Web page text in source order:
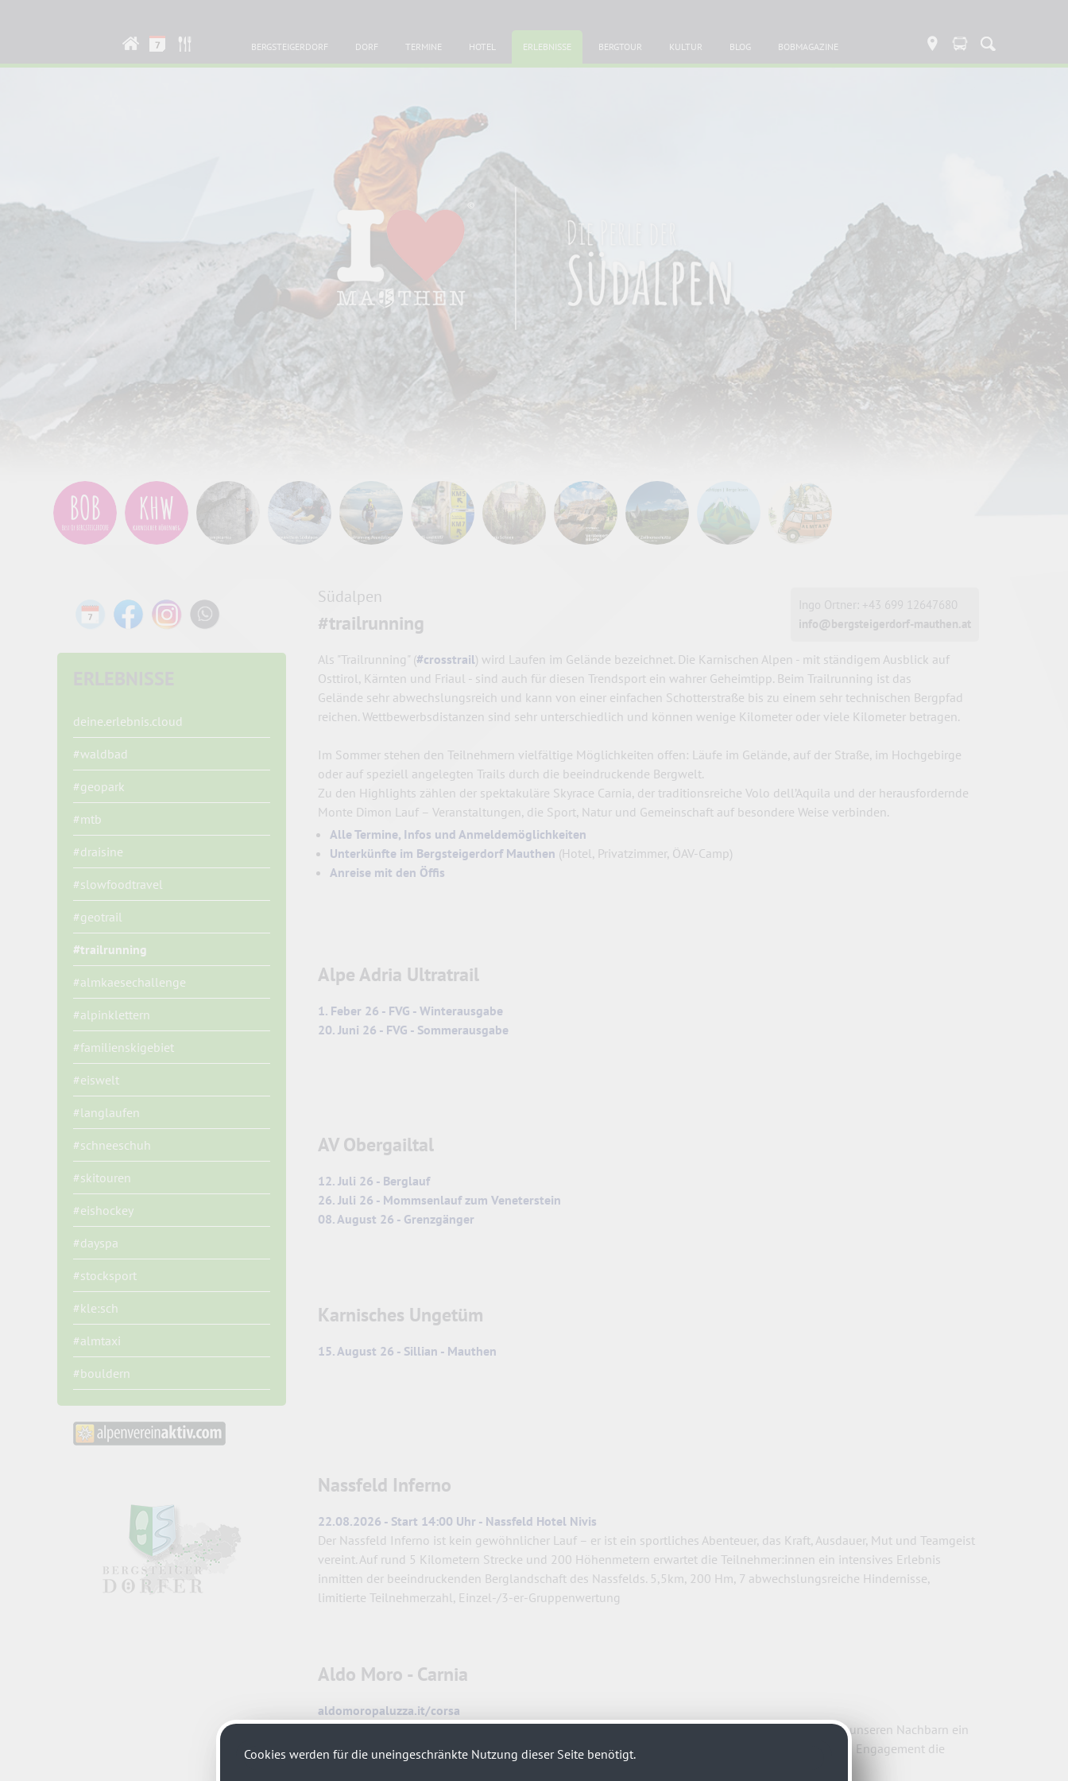
BERGSTEIGERDORF DORF TERMINE HOTEL ERLEBNISSE BERGTOUR KULTUR BLOG BOBMAGAZINE
deine.erlebnis.cloud
#waldbad
#geopark
#mtb
#draisine
#slowfoodtravel
#geotrail
#trailrunning
#almkaesechallenge
#alpinklettern
#familienskigebiet
#eiswelt
#langlaufen
#schneeschuh
#skitouren
#eishockey
#dayspa
#stocksport
#kle:sch
#almtaxi
#bouldern
Ingo Ortner: +43 699 12647680
info@bergsteigerdorf-mauthen.at
Südalpen
#trailrunning
Als "Trailrunning" (#crosstrail) wird Laufen im Gelände bezeichnet. Die Karnischen Alpen - mit ständigem Ausblick auf
Osttirol, Kärnten und Friaul - sind auch für diesen Trendsport ein wahrer Geheimtipp. Beim Trailrunning ist das
Gelände sehr abwechslungsreich und kann von einer einfachen Schotterstraße bis zu einem sehr technischen Bergpfad
reichen. Wettbewerbsdistanzen sind sehr unterschiedlich und können wenige Kilometer oder viele Kilometer betragen.
Im Sommer stehen den Teilnehmern vielfältige Möglichkeiten offen: Läufe im Gelände, auf der Straße, im Hochgebirge
oder auf speziell angelegten Trails durch die beeindruckende Bergwelt.
Zu den Highlights zählen der spektakuläre Skyrace Carnia, der traditionsreiche Volo dell’Aquila und der herausfordernde
Monte Dimon Lauf – Veranstaltungen, die Sport, Natur und Gemeinschaft auf besondere Weise verbinden.
Alle Termine, Infos und Anmeldemöglichkeiten
Unterkünfte im Bergsteigerdorf Mauthen (Hotel, Privatzimmer, ÖAV-Camp)
Anreise mit den Öffis
Alpe Adria Ultratrail
1. Feber 26 - FVG - Winterausgabe
20. Juni 26 - FVG - Sommerausgabe
AV Obergailtal
12. Juli 26 - Berglauf
26. Juli 26 - Mommsenlauf zum Veneterstein
08. August 26 - Grenzgänger
Karnisches Ungetüm
15. August 26 - Sillian - Mauthen
Nassfeld Inferno
22.08.2026 - Start 14:00 Uhr - Nassfeld Hotel Nivis
Der Nassfeld Inferno ist kein gewöhnlicher Lauf – er ist ein sportliches Abenteuer, das Kraft, Ausdauer, Mut und Teamgeist
vereint. Auf rund 5 Kilometern Strecke und 200 Höhenmetern erwartet die Teilnehmer:innen ein intensives Erlebnis
inmitten der beeindruckenden Berglandschaft des Nassfelds. 5,5km, 200 Hm, 7 abwechslungsreiche Hindernisse,
limitierte Teilnehmerzahl, Einzel-/3-er-Gruppenwertung
Aldo Moro - Carnia
aldomoropaluzza.it/corsa
Berglaufen hat in der Carnia eine lange und besondere Tradition. Ob jung oder alt – Laufen ist bei unseren Nachbarn ein
echter Familiensport. Seit vielen Jahren organisiert die Sportgemeinschaft ALDO MORO mit großem Engagement die
Cookies werden für die uneingeschränkte Nutzung dieser Seite benötigt.